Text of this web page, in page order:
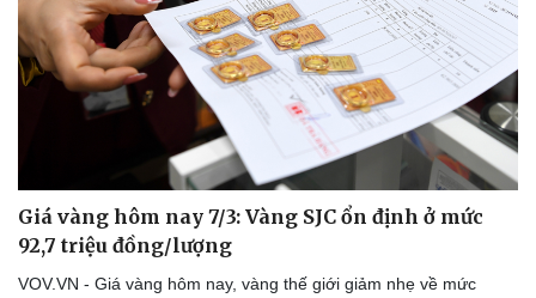
Giá vàng hôm nay 7/3: Vàng SJC ổn định ở mức
92,7 triệu đồng/lượng
VOV.VN - Giá vàng hôm nay, vàng thế giới giảm nhẹ về mức